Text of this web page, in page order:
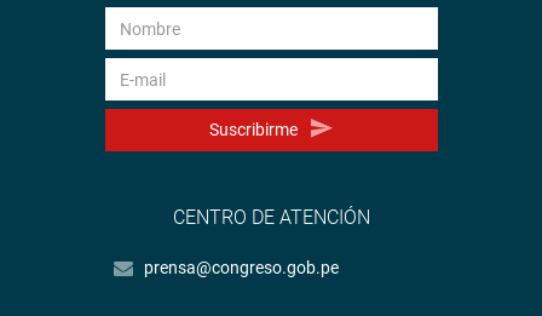
Suscribirme
CENTRO DE ATENCIÓN
prensa@congreso.gob.pe